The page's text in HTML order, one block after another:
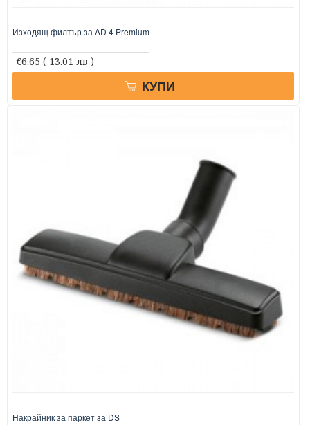
Изходящ филтър за AD 4 Premium
€6.65 ( 13.01 лв )
КУПИ
Накрайник за паркет за DS